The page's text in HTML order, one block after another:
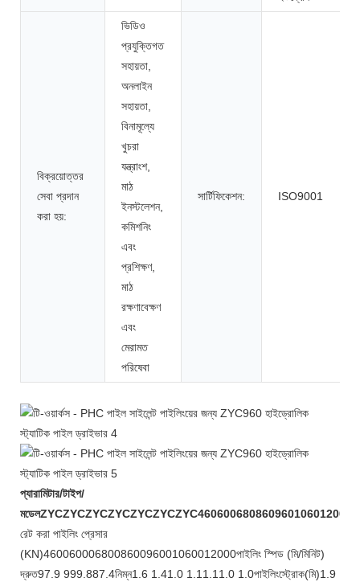
বিক্রয়োত্তর
সেবা প্রদান
করা হয়:
ভিডিও
প্রযুক্তিগত
সহায়তা,
অনলাইন
সহায়তা,
বিনামূল্যে
খুচরা
যন্ত্রাংশ,
মাঠ
ইনস্টলেশন,
কমিশনিং
এবং
প্রশিক্ষণ,
মাঠ
রক্ষণাবেক্ষণ
এবং
মেরামত
পরিষেবা
সার্টিফিকেশন: ISO9001
প্যারামিটার/টাইপ/
মডেলZYCZYCZYCZYCZYCZYCZYC46060068086096010601200
রেট করা পাইলিং প্রেসার
(KN)460060006800860096001060012000পাইলিং স্পিড (মি/মিনিট)
দ্রুত97.9 999.887.4নিম্ন1.6 1.41.0 1.11.11.0 1.0পাইলিংস্ট্রোক(মি)1.9